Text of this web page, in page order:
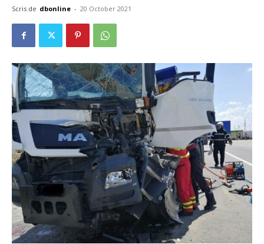
Scris de dbonline - 20 October 2021